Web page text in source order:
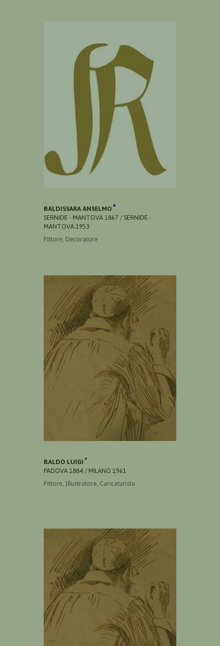
BALDISSARA ANSELMO
SERNIDE - MANTOVA 1867 / SERNIDE -
MANTOVA 1953
Pittore, Decoratore
BALDO LUIGI
PADOVA 1884 / MILANO 1961
Pittore, Illustratore, Caricaturista